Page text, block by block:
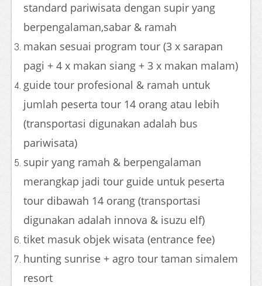
standard pariwisata dengan supir yang
berpengalaman,sabar & ramah
makan sesuai program tour (3 x sarapan
pagi + 4 x makan siang + 3 x makan malam)
guide tour profesional & ramah untuk
jumlah peserta tour 14 orang atau lebih
(transportasi digunakan adalah bus
pariwisata)
supir yang ramah & berpengalaman
merangkap jadi tour guide untuk peserta
tour dibawah 14 orang (transportasi
digunakan adalah innova & isuzu elf)
tiket masuk objek wisata (entrance fee)
hunting sunrise + agro tour taman simalem
resort